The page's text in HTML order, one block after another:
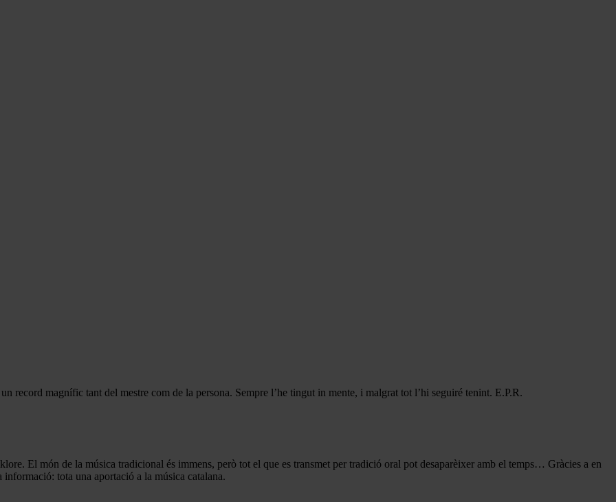
record magnífic tant del mestre com de la persona. Sempre l’he tingut in mente, i malgrat tot l’hi seguiré tenint. E.P.R.
El món de la música tradicional és immens, però tot el que es transmet per tradició oral pot desaparèixer amb el temps… Gràcies a en
tota una aportació a la música catalana.